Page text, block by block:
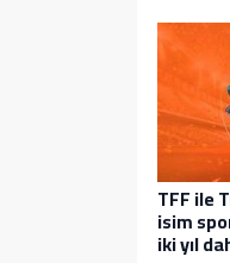
TFF ile
isim
iki yıl